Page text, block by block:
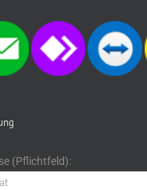
(Pflichtfeld):